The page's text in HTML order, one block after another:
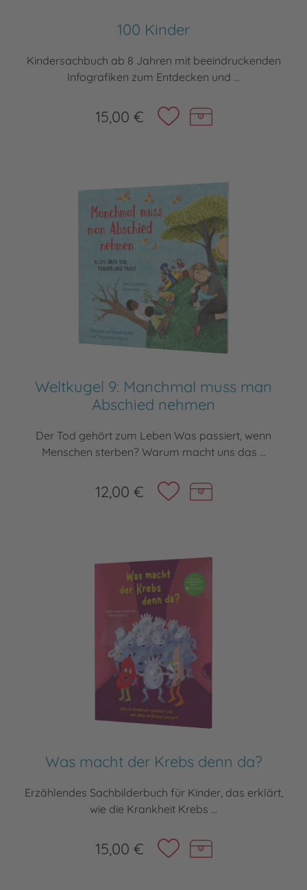
100 Kinder
Kindersachbuch ab 8 Jahren mit beeindruckenden
Infografiken zum Entdecken und ...
15,00 €
Weltkugel 9: Manchmal muss man
Abschied nehmen
Der Tod gehört zum Leben Was passiert, wenn
Menschen sterben? Warum macht uns das ...
12,00 €
Was macht der Krebs denn da?
Erzählendes Sachbilderbuch für Kinder, das erklärt,
wie die Krankheit Krebs ...
15,00 €